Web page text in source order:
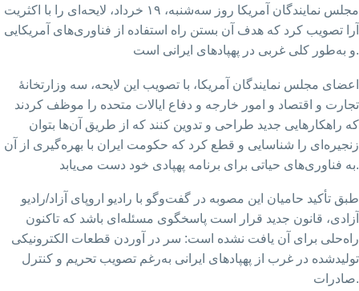
مجلس نمایندگان آمریکا روز سه‌شنبه، ۱۹ خرداد، لایحه‌ای را با اکثریت
آرا تصویب کرد که هدف آن بستن راه استفاده از فناوری‌های آمریکایی
و به‌طور کلی غربی در پهپادهای ایرانی است.
اعضای مجلس نمایندگان آمریکا، با تصویب این لایحه، سه وزارتخانهٔ
تجارت و اقتصاد و امور خارجه و دفاع ایالات متحده را موظف کردند
که راهکارهایی جدید طراحی و تدوین کنند که از طریق آن‌ها بتوان
زنجیره‌ای را شناسایی و قطع کرد که حکومت ایران با بهره‌گیری از آن
به فناوری‌های حیاتی برای برنامه پهپادی خود دست می‌یابد.
طبق تأکید حامیان این مصوبه در گفت‌وگو با رادیو اروپای آزاد/رادیو
آزادی، قانون جدید قرار است پاسخگوی مسئله‌ای باشد که تاکنون
راه‌حلی برای آن یافت نشده است: سر در آوردن قطعات الکترونیکی
تولیدشده در غرب از پهپادهای ایرانی به‌رغم تصویب تحریم و کنترل
صادرات.